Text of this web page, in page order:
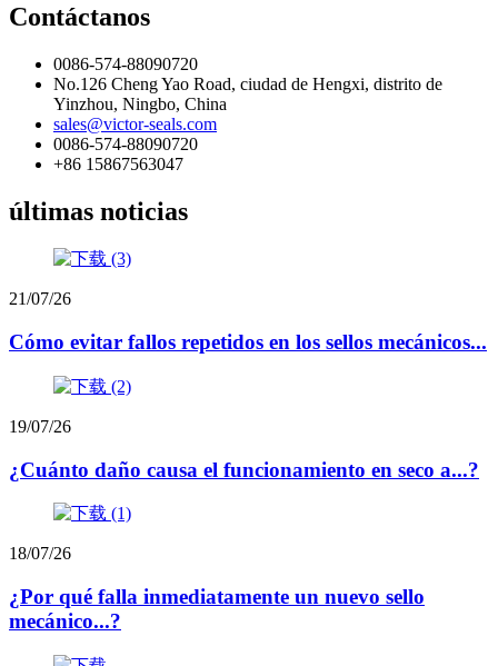
Contáctanos
0086-574-88090720
No.126 Cheng Yao Road, ciudad de Hengxi, distrito de
Yinzhou, Ningbo, China
sales@victor-seals.com
0086-574-88090720
+86 15867563047
últimas noticias
21/07/26
Cómo evitar fallos repetidos en los sellos mecánicos...
19/07/26
¿Cuánto daño causa el funcionamiento en seco a...?
18/07/26
¿Por qué falla inmediatamente un nuevo sello
mecánico...?